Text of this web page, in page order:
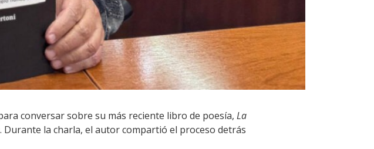
conversar sobre su más reciente libro de poesía, La
la charla, el autor compartió el proceso detrás